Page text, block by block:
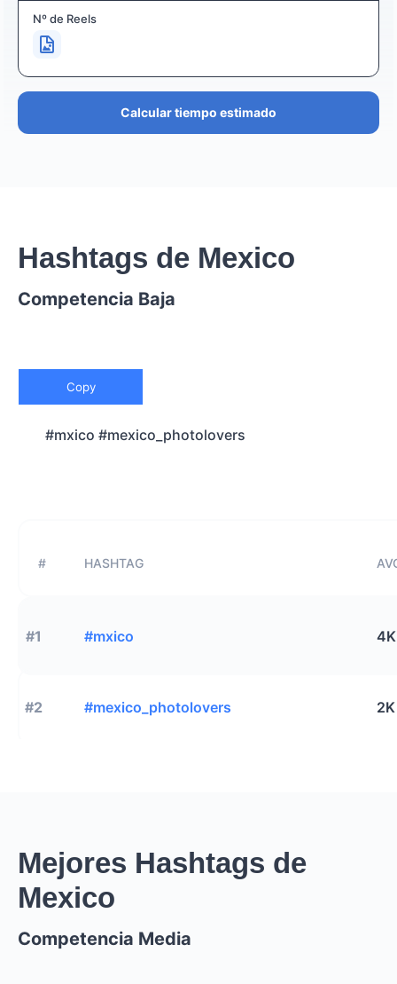
Nº de Reels
Calcular tiempo estimado
Hashtags de Mexico
Competencia Baja
Copy
#mxico #mexico_photolovers
# HASHTAG
#1 #mxico 4K
#2 #mexico_photolovers 2K
Mejores Hashtags de
Mexico
Competencia Media